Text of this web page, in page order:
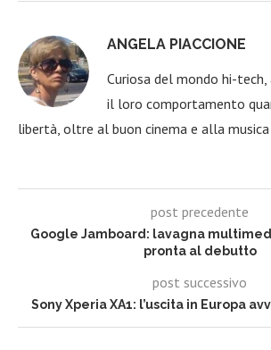
ANGELA PIACCIONE
Curiosa del mondo hi-
il loro comportamento
libertà, oltre al buon cinema e alla
post precedente
Google Jamboard: lavagna
pronta al debutto
post successivo
Sony Xperia XA1: l’uscita in Europa